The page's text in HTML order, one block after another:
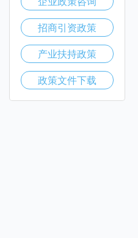
招商引资政策
产业扶持政策
政策文件下载